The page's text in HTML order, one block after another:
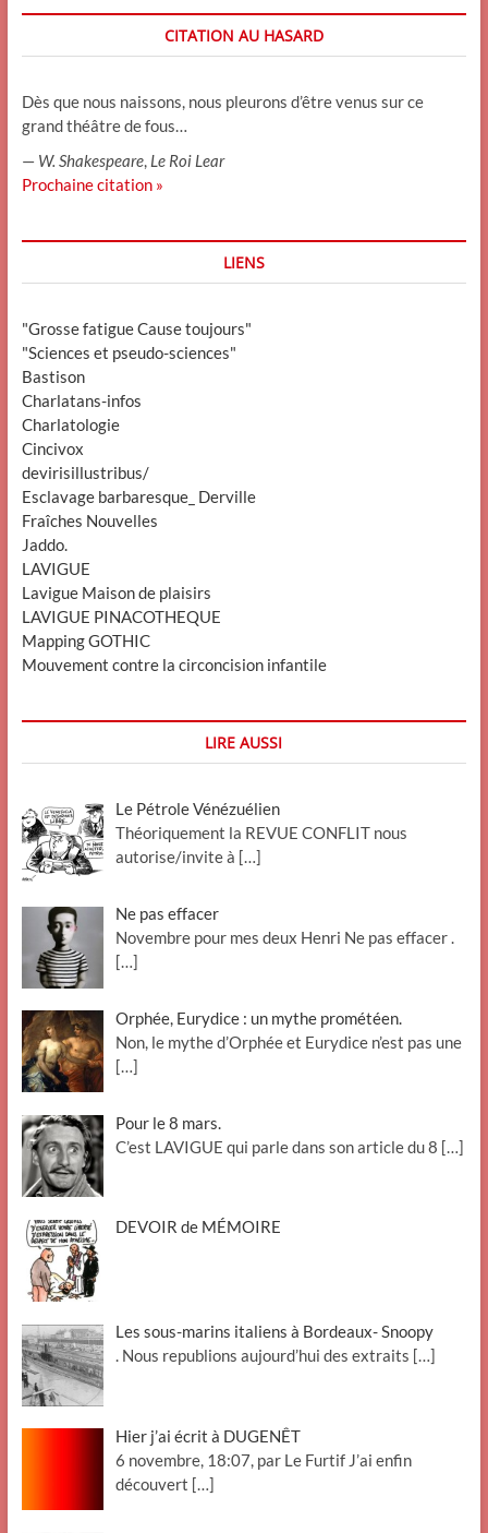
CITATION AU HASARD
Dès que nous naissons, nous pleurons d’être venus sur ce
grand théâtre de fous…
— W. Shakespeare, Le Roi Lear
Prochaine citation »
LIENS
"Grosse fatigue Cause toujours"
"Sciences et pseudo-sciences"
Bastison
Charlatans-infos
Charlatologie
Cincivox
devirisillustribus/
Esclavage barbaresque_ Derville
Fraîches Nouvelles
Jaddo.
LAVIGUE
Lavigue Maison de plaisirs
LAVIGUE PINACOTHEQUE
Mapping GOTHIC
Mouvement contre la circoncision infantile
LIRE AUSSI
Le Pétrole Vénézuélien
Théoriquement la REVUE CONFLIT nous
autorise/invite à […]
Ne pas effacer
Novembre pour mes deux Henri Ne pas effacer .
[…]
Orphée, Eurydice : un mythe prométéen.
Non, le mythe d’Orphée et Eurydice n’est pas une
[…]
Pour le 8 mars.
C’est LAVIGUE qui parle dans son article du 8 […]
DEVOIR de MÉMOIRE
Les sous-marins italiens à Bordeaux- Snoopy
. Nous republions aujourd’hui des extraits […]
Hier j’ai écrit à DUGENÊT
6 novembre, 18:07, par Le Furtif J’ai enfin
découvert […]